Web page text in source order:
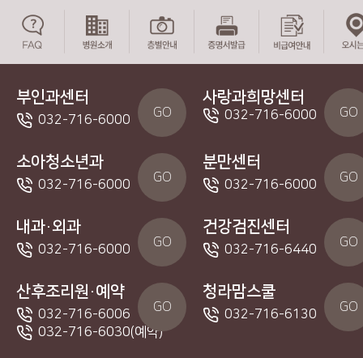
부인과센터
032-716-6000 GO
사랑과희망센터
032-716-6000 GO
소아청소년과
032-716-6000 GO
분만센터
032-716-6000 GO
내과·외과
032-716-6000 GO
건강검진센터
032-716-6440 GO
산후조리원·예약
032-716-6006
032-716-6030(예약)
GO
청라맘스쿨
032-716-6130 GO